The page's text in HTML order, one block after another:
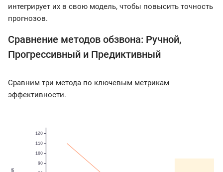
интегрирует их в свою модель, чтобы повысить точность
прогнозов.
Сравнение методов обзвона: Ручной,
Прогрессивный и Предиктивный
Сравним три метода по ключевым метрикам
эффективности.